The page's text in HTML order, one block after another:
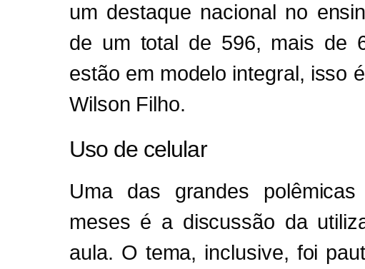
um destaque nacional no
de um total de 596, mais de
estão em modelo integral, isso
Wilson Filho.
Uso de celular
Uma das grandes
meses é a discussão da
aula. O tema, inclusive, foi